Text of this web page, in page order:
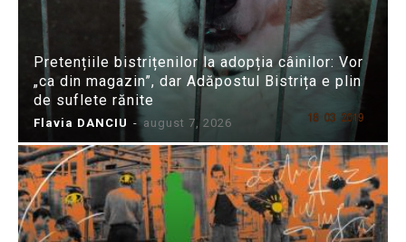
Pretențiile bistrițenilor la adopția câinilor: Vor
„ca din magazin”, dar Adăpostul Bistrița e plin
de suflete rănite
Flavia DANCIU - august 7, 2026